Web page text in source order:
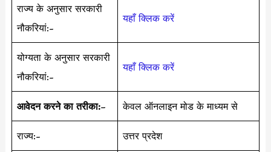
राज्य के अनुसार सरकारी
नौकरियां:-
यहाँ क्लिक करें
योग्यता के अनुसार सरकारी
नौकरियां:-
यहाँ क्लिक करें
आवेदन करने का तरीका:– केवल ऑनलाइन मोड के माध्यम से
राज्य:- उत्तर प्रदेश